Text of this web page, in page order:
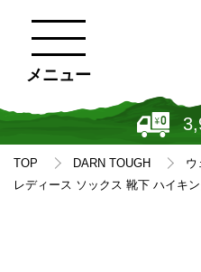
メニュー
TOP DARN TOUGH ウ
レディース ソックス 靴下 ハイキ